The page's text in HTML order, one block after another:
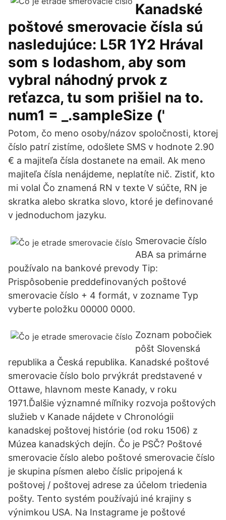
Kanadské
poštové smerovacie čísla sú
nasledujúce: L5R 1Y2 Hrával
som s lodashom, aby som
vybral náhodný prvok z
reťazca, tu som prišiel na to.
num1 = _.sampleSize ('
Potom, čo meno osoby/názov spoločnosti, ktorej
číslo patrí zistíme, odošlete SMS v hodnote 2.90
€ a majiteľa čísla dostanete na email. Ak meno
majiteľa čísla nenájdeme, neplatíte nič. Zistiť, kto
mi volal Čo znamená RN v texte V súčte, RN je
skratka alebo skratka slovo, ktoré je definované
v jednoduchom jazyku.
Smerovacie číslo
ABA sa primárne
používalo na bankové prevody Tip:
Prispôsobenie preddefinovaných poštové
smerovacie číslo + 4 formát, v zozname Typ
vyberte položku 00000 0000.
Zoznam pobočiek
pôšt Slovenská
republika a Česká republika. Kanadské poštové
smerovacie číslo bolo prvýkrát predstavené v
Ottawe, hlavnom meste Kanady, v roku
1971.Ďalšie významné míľniky rozvoja poštových
služieb v Kanade nájdete v Chronológii
kanadskej poštovej histórie (od roku 1506) z
Múzea kanadských dejín. Čo je PSČ? Poštové
smerovacie číslo alebo poštové smerovacie číslo
je skupina písmen alebo číslic pripojená k
poštovej / poštovej adrese za účelom triedenia
pošty. Tento systém používajú iné krajiny s
výnimkou USA. Na Instagrame je poštové